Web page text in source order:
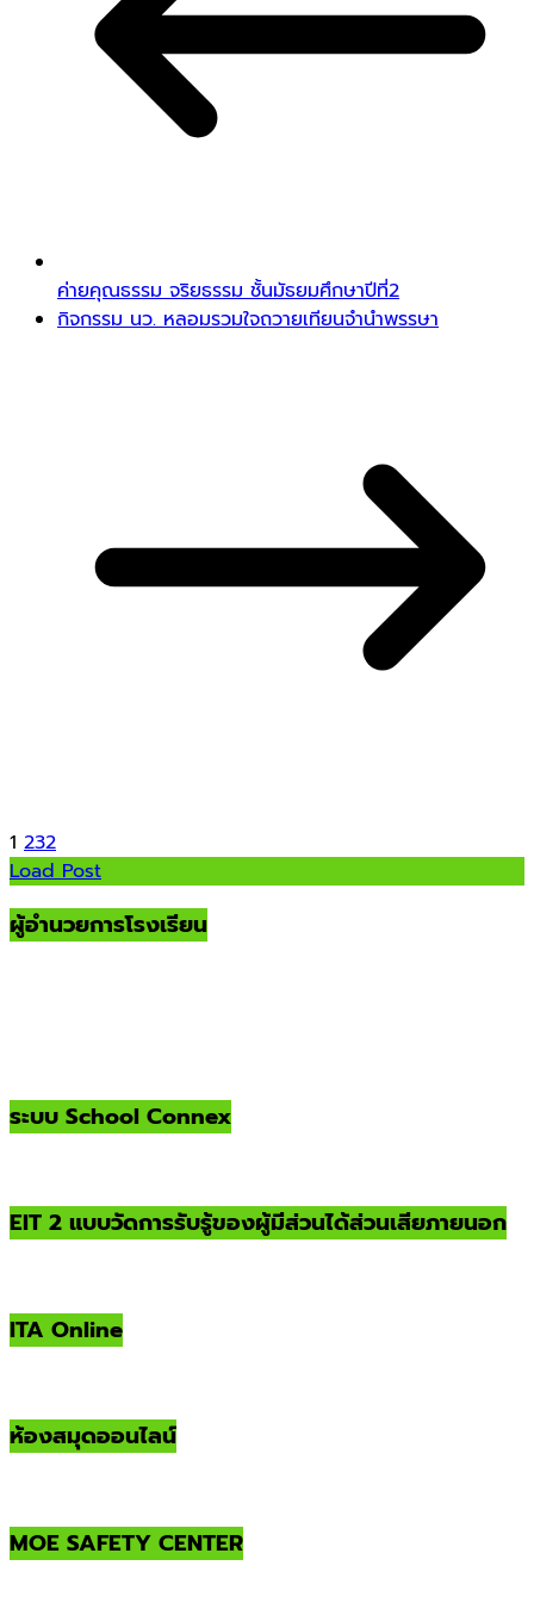
ค่ายคุณธรรม จริยธรรม ชั้นมัธยมศึกษาปีที่2
กิจกรรม นว. หลอมรวมใจถวายเทียนจำนำพรรษา
1 232
Load Post
ผู้อำนวยการโรงเรียน
ระบบ School Connex
EIT 2 แบบวัดการรับรู้ของผู้มีส่วนได้ส่วนเสียภายนอก
ITA Online
ห้องสมุดออนไลน์
MOE SAFETY CENTER